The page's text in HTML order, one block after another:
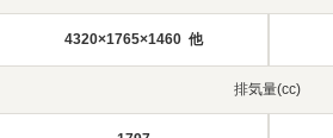
4320×1765×1460 他
排気量(cc)